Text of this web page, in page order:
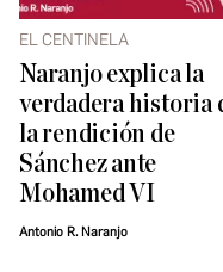
EL CENTINELA
Naranjo explica la
verdadera historia
la rendición de
Sánchez ante
Mohamed VI
Antonio R. Naranjo